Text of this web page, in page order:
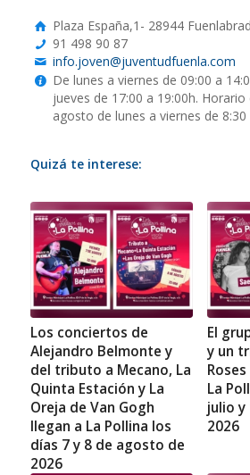
Plaza España,1- 28944
91 498 90 87
info.joven@juventudfuenla.com
De lunes a viernes de 09:00 a
jueves de 17:00 a 19:00h.
agosto de lunes a viernes de 8:30
Quizá te interese:
Los conciertos de
Alejandro Belmonte y
del tributo a Mecano, La
Quinta Estación y La
Oreja de Van Gogh
llegan a La Pollina los
días 7 y 8 de agosto de
2026
El
y un
La
julio
2026